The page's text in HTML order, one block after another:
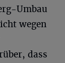
Umbau
wegen
dass